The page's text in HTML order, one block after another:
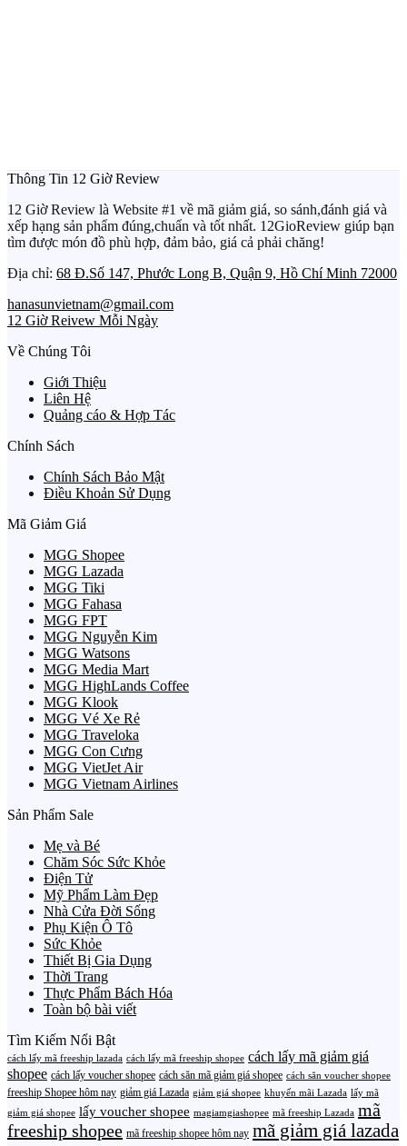
Thông Tin 12 Giờ Review
12 Giờ Review là Website #1 về mã giảm giá, so sánh,đánh giá và
xếp hạng sản phẩm đúng,chuẩn và tốt nhất. 12GioReview giúp bạn
tìm được món đồ phù hợp, đảm bảo, giá cả phải chăng!
Địa chỉ: 68 Đ.Số 147, Phước Long B, Quận 9, Hồ Chí Minh 72000
hanasunvietnam@gmail.com
12 Giờ Reivew Mỗi Ngày
Về Chúng Tôi
Giới Thiệu
Liên Hệ
Quảng cáo & Hợp Tác
Chính Sách
Chính Sách Bảo Mật
Điều Khoản Sử Dụng
Mã Giảm Giá
MGG Shopee
MGG Lazada
MGG Tiki
MGG Fahasa
MGG FPT
MGG Nguyễn Kim
MGG Watsons
MGG Media Mart
MGG HighLands Coffee
MGG Klook
MGG Vé Xe Rẻ
MGG Traveloka
MGG Con Cưng
MGG VietJet Air
MGG Vietnam Airlines
Sản Phẩm Sale
Mẹ và Bé
Chăm Sóc Sức Khỏe
Điện Tử
Mỹ Phẩm Làm Đẹp
Nhà Cửa Đời Sống
Phụ Kiện Ô Tô
Sức Khỏe
Thiết Bị Gia Dụng
Thời Trang
Thực Phẩm Bách Hóa
Toàn bộ bài viết
Tìm Kiếm Nổi Bật
cách lấy mã freeship lazada cách lấy mã freeship shopee cách lấy mã giảm giá
shopee cách lấy voucher shopee cách săn mã giảm giá shopee cách săn voucher shopee
freeship Shopee hôm nay giảm giá Lazada giảm giá shopee khuyến mãi Lazada lấy mã
giảm giá shopee lấy voucher shopee magiamgiashopee mã freeship Lazada mã
freeship shopee mã freeship shopee hôm nay mã giảm giá lazada